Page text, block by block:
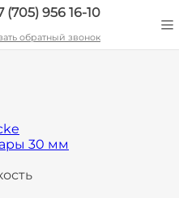
(705) 956 16-10
обратный звонок
30 мм